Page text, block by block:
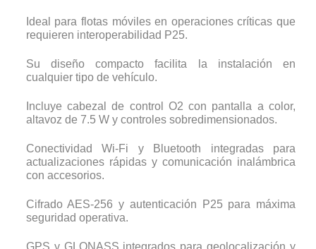
Ideal para flotas móviles en operaciones críticas que
requieren interoperabilidad P25.
Su diseño compacto facilita la instalación en
cualquier tipo de vehículo.
Incluye cabezal de control O2 con pantalla a color,
altavoz de 7.5 W y controles sobredimensionados.
Conectividad Wi-Fi y Bluetooth integradas para
actualizaciones rápidas y comunicación inalámbrica
con accesorios.
Cifrado AES-256 y autenticación P25 para máxima
seguridad operativa.